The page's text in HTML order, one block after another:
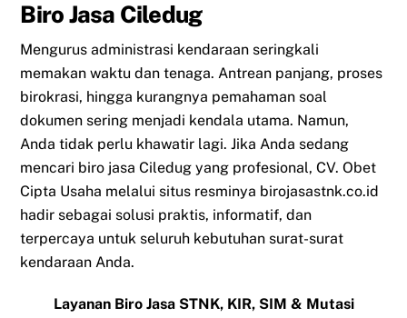
Biro Jasa Ciledug
Mengurus administrasi kendaraan seringkali
memakan waktu dan tenaga. Antrean panjang, proses
birokrasi, hingga kurangnya pemahaman soal
dokumen sering menjadi kendala utama. Namun,
Anda tidak perlu khawatir lagi. Jika Anda sedang
mencari biro jasa Ciledug yang profesional, CV. Obet
Cipta Usaha melalui situs resminya birojasastnk.co.id
hadir sebagai solusi praktis, informatif, dan
terpercaya untuk seluruh kebutuhan surat-surat
kendaraan Anda.
Layanan Biro Jasa STNK, KIR, SIM & Mutasi